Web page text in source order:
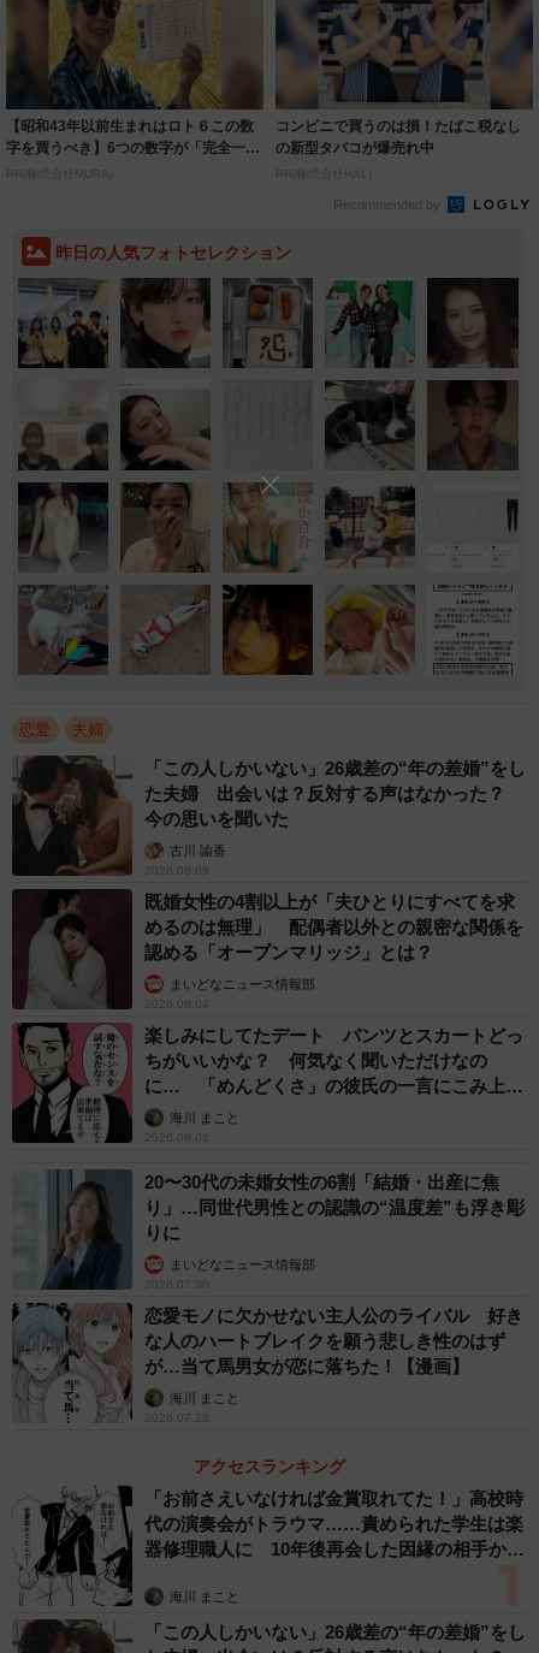
【昭和43年以前生まれはロト６この数
字を買うべき】6つの数字が「完全一
致」する方...
PR(株式会社MURA)
コンビニで買うのは損！たばこ税なし
の新型タバコが爆売れ中
PR(株式会社HAL)
Recommended by
昨日の人気フォトセレクション
恋愛 夫婦
「この人しかいない」26歳差の“年の差婚”をし
た夫婦 出会いは？反対する声はなかった？
今の思いを聞いた
古川 諭香
2026.08.09
既婚女性の4割以上が「夫ひとりにすべてを求
めるのは無理」 配偶者以外との親密な関係を
認める「オープンマリッジ」とは？
まいどなニュース情報部
2026.08.04
楽しみにしてたデート パンツとスカートどっ
ちがいいかな？ 何気なく聞いただけなの
に… 「めんどくさ」の彼氏の一言にこみ上げ
る寂しさ【漫画】
海川 まこと
2026.08.01
20〜30代の未婚女性の6割「結婚・出産に焦
り」…同世代男性との認識の“温度差”も浮き彫
りに
まいどなニュース情報部
2026.07.30
恋愛モノに欠かせない主人公のライバル 好き
な人のハートブレイクを願う悲しき性のはず
が…当て馬男女が恋に落ちた！【漫画】
海川 まこと
2026.07.28
アクセスランキング
「お前さえいなければ金賞取れてた！」高校時
代の演奏会がトラウマ……責められた学生は楽
器修理職人に 10年後再会した因縁の相手から
海川 まこと
「この人しかいない」26歳差の“年の差婚”をし